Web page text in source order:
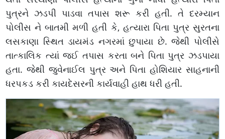
પુત્રને ઝડપી પાડવા તપાસ શરૂ કરી હતી. તે દરમ્યાન
પોલીસ ને બાતમી મળી હતી કે, હત્યારા પિતા પુત્ર સુરતના
લસકાણા સ્થિત ડાયમંડ નગરમાં છુપાયા છે. જેથી પોલીસે
તાત્કાલિક ત્યાં જઈ તપાસ કરતા બને પિતા પુત્ર ઝડપાયા
હતા. જેથી જુવેનાઈલ પુત્ર અને પિતા હોશિયાર સાહનાની
ધરપકડ કરી કાયદેસરની કાર્યવાહી હાથ ધરી હતી.